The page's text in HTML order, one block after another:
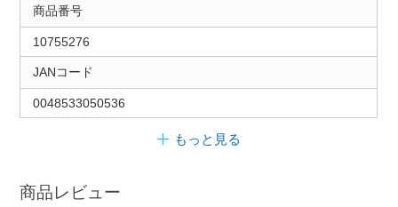
商品番号
10755276
JANコード
0048533050536
もっと見る
商品レビュー